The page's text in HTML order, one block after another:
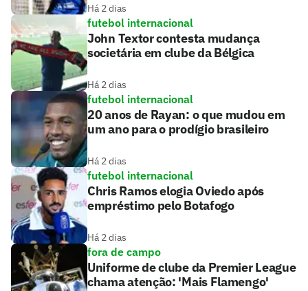
Há 2 dias
futebol internacional
John Textor contesta mudança
societária em clube da Bélgica
Há 2 dias
futebol internacional
20 anos de Rayan: o que mudou em
um ano para o prodígio brasileiro
Há 2 dias
futebol internacional
Chris Ramos elogia Oviedo após
empréstimo pelo Botafogo
Há 2 dias
fora de campo
Uniforme de clube da Premier League
chama atenção: 'Mais Flamengo'